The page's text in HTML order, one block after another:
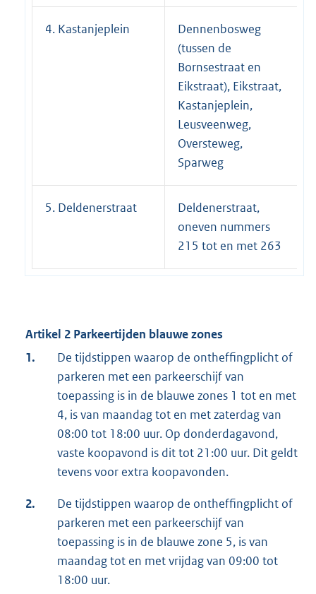
4. Kastanjeplein
Dennenbosweg
(tussen de
Bornsestraat en
Eikstraat), Eikstraat,
Kastanjeplein,
Leusveenweg,
Oversteweg,
Sparweg
5. Deldenerstraat
Deldenerstraat,
oneven nummers
215 tot en met 263
Artikel 2 Parkeertijden blauwe zones
1.
De tijdstippen waarop de ontheffingplicht of
parkeren met een parkeerschijf van
toepassing is in de blauwe zones 1 tot en met
4, is van maandag tot en met zaterdag van
08:00 tot 18:00 uur. Op donderdagavond,
vaste koopavond is dit tot 21:00 uur. Dit geldt
tevens voor extra koopavonden.
2.
De tijdstippen waarop de ontheffingplicht of
parkeren met een parkeerschijf van
toepassing is in de blauwe zone 5, is van
maandag tot en met vrijdag van 09:00 tot
18:00 uur.